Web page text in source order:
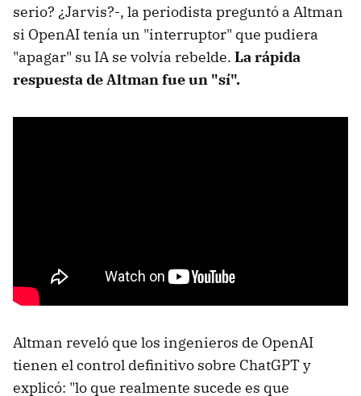
serio? ¿Jarvis?-, la periodista preguntó a Altman
si OpenAI tenía un "interruptor" que pudiera
"apagar" su IA se volvía rebelde. La rápida
respuesta de Altman fue un "sí".
Altman reveló que los ingenieros de OpenAI
tienen el control definitivo sobre ChatGPT y
explicó: "lo que realmente sucede es que